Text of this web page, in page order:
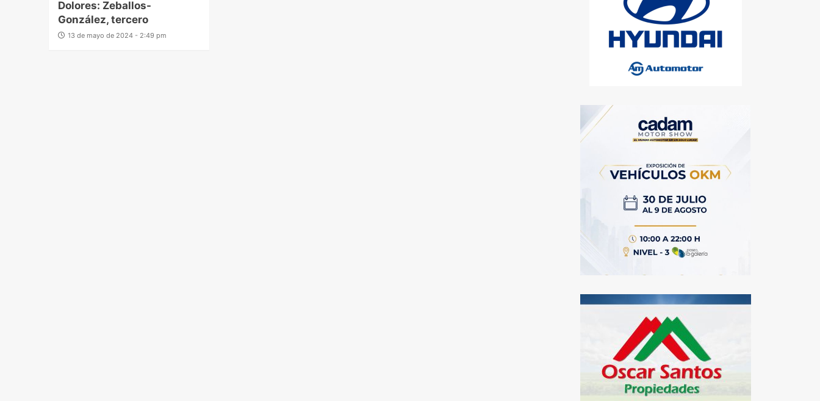
Dolores: Zeballos-
González, tercero
13 de mayo de 2024 - 2:49 pm